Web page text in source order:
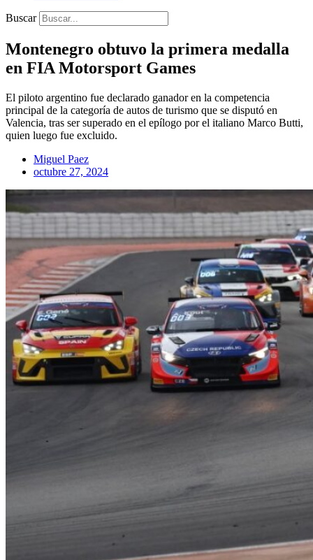
Buscar
Montenegro obtuvo la primera medalla
en FIA Motorsport Games
El piloto argentino fue declarado ganador en la competencia
principal de la categoría de autos de turismo que se disputó en
Valencia, tras ser superado en el epílogo por el italiano Marco Butti,
quien luego fue excluido.
Miguel Paez
octubre 27, 2024